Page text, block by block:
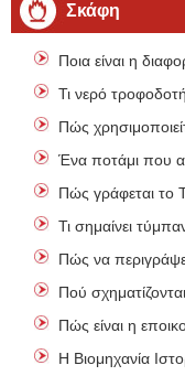
Σκάφη
Ποια είναι η
Τι νερό
Πώς
Ένα ποτάμι που
Πώς γράφεται το
Τι σημαίνει
Πώς να
Πού
Πώς είναι η
Η Βιομηχανία